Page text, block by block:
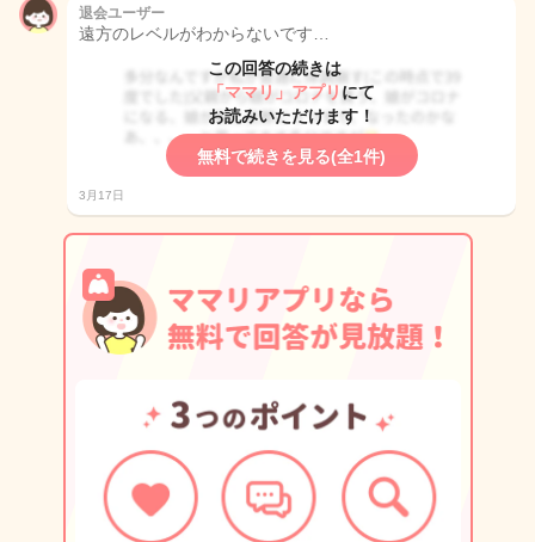
退会ユーザー
遠方のレベルがわからないです…
この回答の続きは
「ママリ」アプリ にて
お読みいただけます！
無料で続きを見る(全1件)
3月17日